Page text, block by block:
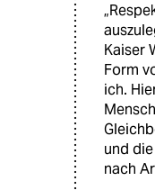
Kaiser
Form
ich.
und
nach